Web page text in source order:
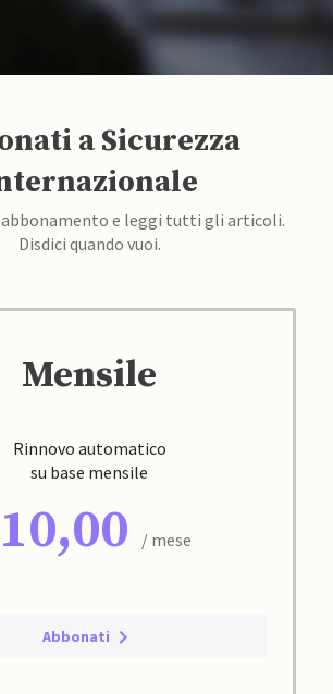
a Sicurezza
e leggi tutti gli articoli.
Disdici quando vuoi.
Mensile
Rinnovo automatico
su base mensile
10,00 / mese
Abbonati